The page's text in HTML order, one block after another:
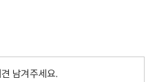
남겨주세요.